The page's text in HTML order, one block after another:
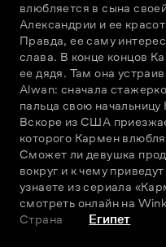
влюбляется в сына
Александрии и ее
Правда, ее саму
слава. В конце концов
ее дядя. Там она
Alwan: сначала
пальца свою
Вскоре из США
которого Кармен
Сможет ли девушка
вокруг и к чему
узнаете из сериала
смотреть онлайн на
Страна
Египет